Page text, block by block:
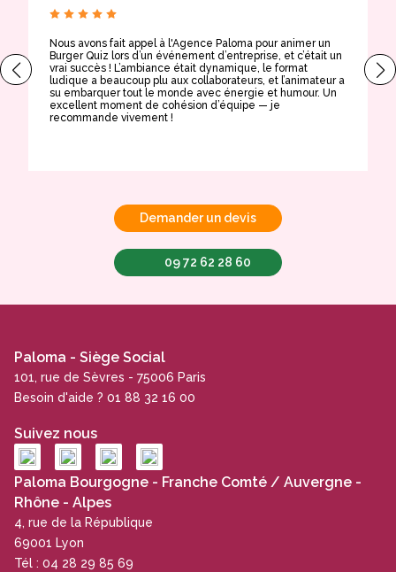
Nous avons fait appel à l'Agence Paloma pour animer un
Burger Quiz lors d’un événement d’entreprise, et c’était un
vrai succès ! L’ambiance était dynamique, le format
ludique a beaucoup plu aux collaborateurs, et l’animateur a
su embarquer tout le monde avec énergie et humour. Un
excellent moment de cohésion d’équipe — je
recommande vivement !
Demander un devis
09 72 62 28 60
Paloma - Siège Social
101, rue de Sèvres - 75006 Paris
Besoin d'aide ? 01 88 32 16 00
Suivez nous
Paloma Bourgogne - Franche Comté / Auvergne -
Rhône - Alpes
4, rue de la République
69001 Lyon
Tél : 04 28 29 85 69